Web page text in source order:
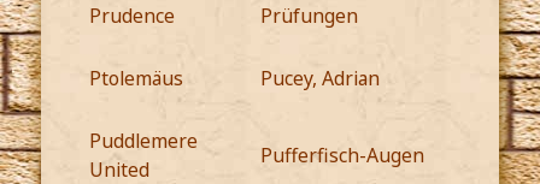
Prudence Prüfungen
Ptolemäus Pucey, Adrian
Puddlemere
United
Pufferfisch-Augen